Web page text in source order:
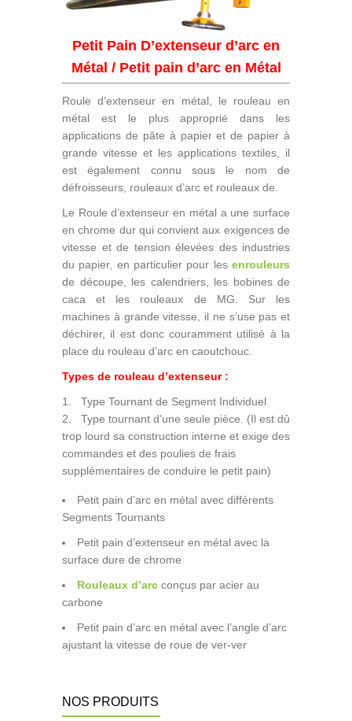
Petit Pain D’extenseur d’arc en
Métal / Petit pain d’arc en Métal
Roule d’extenseur en métal, le rouleau en
métal est le plus approprié dans les
applications de pâte à papier et de papier à
grande vitesse et les applications textiles, il
est également connu sous le nom de
défroisseurs, rouleaux d’arc et rouleaux de.
Le Roule d’extenseur en métal a une surface
en chrome dur qui convient aux exigences de
vitesse et de tension élevées des industries
du papier, en particulier pour les enrouleurs
de découpe, les calendriers, les bobines de
caca et les rouleaux de MG. Sur les
machines à grande vitesse, il ne s’use pas et
déchirer, il est donc couramment utilisé à la
place du rouleau d’arc en caoutchouc.
Types de rouleau d’extenseur :
1. Type Tournant de Segment Individuel
2. Type tournant d’une seule pièce. (Il est dû
trop lourd sa construction interne et exige des
commandes et des poulies de frais
supplémentaires de conduire le petit pain)
Petit pain d’arc en métal avec différents
Segments Tournants
Petit pain d’extenseur en métal avec la
surface dure de chrome
Rouleaux d’arc conçus par acier au
carbone
Petit pain d’arc en métal avec l’angle d’arc
ajustant la vitesse de roue de ver-ver
NOS PRODUITS
Rouleaux en Caoutchouc
Rouleaux D’ébonite
Rouleaux de Guide
Rouleau de Brosse
Rouleau en Caoutchouc dur Superbe
Point de Contact Rolls
Rouleaux de P U
Réenduisage du Rouleau en Caoutchouc
Électrodéposition de Chrome Dure et
Rouleaux Superbes de Finissage (de Miroir)